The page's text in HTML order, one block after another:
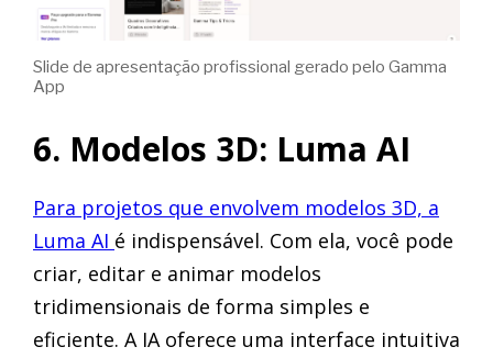
Slide de apresentação profissional gerado pelo Gamma
App
6. Modelos 3D: Luma AI
Para projetos que envolvem modelos 3D, a
Luma AI é indispensável. Com ela, você pode
criar, editar e animar modelos
tridimensionais de forma simples e
eficiente. A IA oferece uma interface intuitiva